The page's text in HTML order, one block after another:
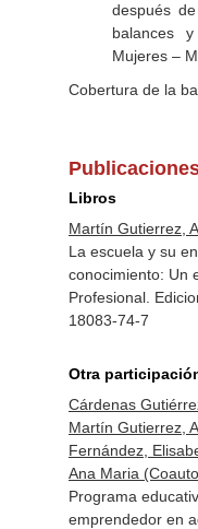
después
balances
Mujeres –
Cobertura de la
Libros
Martín Gutierrez,
La escuela y su
conocimiento: Un
Profesional.
18083-74-7
Otra
Cárdenas
Martín Gutierrez,
Fernández,
Ana Maria
Programa
emprendedor en